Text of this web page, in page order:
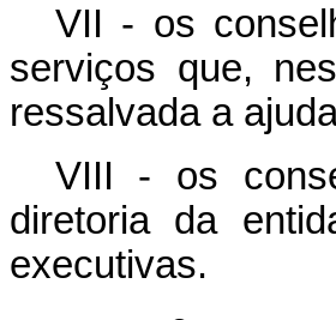
VII - os
serviços que,
ressalvada a
VIII - os
diretoria da
executivas.